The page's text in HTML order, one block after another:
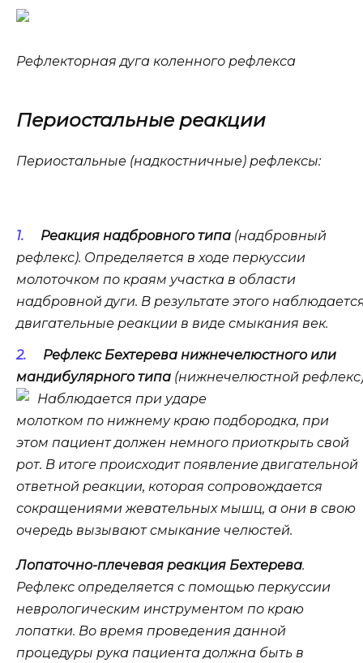
Рефлекторная дуга коленного рефлекса
Периостальные реакции
Периостальные (надкостничные) рефлексы:
Реакция надбровного типа(надбровный
рефлекс). Определяется в ходе перкуссии
молоточком по краям участка в области
надбровной дуги. В результате этого
двигательные реакции в виде смыкания век.
Рефлекс Бехтерева нижнечелюстного или
мандибулярного типа (нижнечелюстной
Наблюдается при ударе
молотком по нижнему краю подбородка, при
этом пациент должен немного приоткрыть свой
рот. В итоге происходит появление двигательной
ответной реакции, которая сопровождается
сокращениями жевательных мышц, а они в свою
очередь вызывают смыкание челюстей.
Лопаточно-плечевая реакция Бехтерева.
Рефлекс определяется с помощью перкуссии
неврологическим инструментом по краю
лопатки. Во время проведения данной
процедуры рука пациента должна быть в